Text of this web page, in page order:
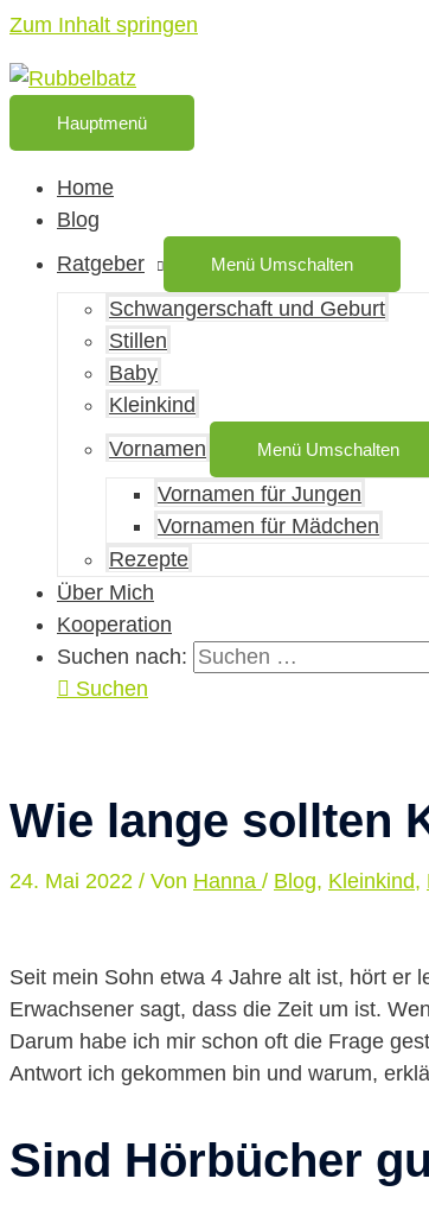
Zum Inhalt springen
Hauptmenü
Home
Blog
Ratgeber
Menü Umschalten
Schwangerschaft und Geburt
Stillen
Baby
Kleinkind
Vornamen
Menü Umschalten
Vornamen für Jungen
Vornamen für Mädchen
Rezepte
Über Mich
Kooperation
Suchen nach:
Suchen
Wie lange sollten
24. Mai 2022 / Von Hanna / Blog, Kleinkind,
Seit mein Sohn etwa 4 Jahre alt ist, hört er
Erwachsener sagt, dass die Zeit um ist.
Darum habe ich mir schon oft die Frage
Antwort ich gekommen bin und warum,
Sind Hörbücher